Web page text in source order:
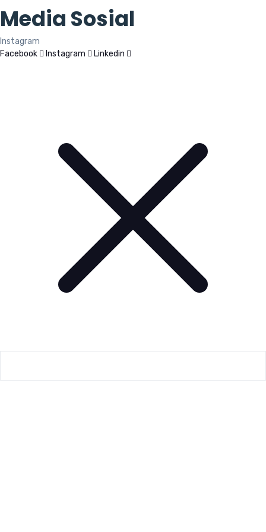
Media Sosial
Instagram
Facebook
Instagram Linkedin